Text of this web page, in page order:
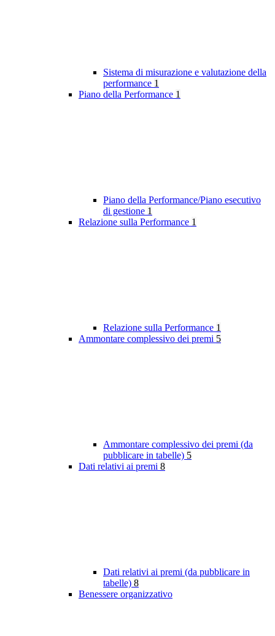
Sistema di misurazione e valutazione della
performance 1
Piano della Performance 1
Piano della Performance/Piano esecutivo
di gestione 1
Relazione sulla Performance 1
Relazione sulla Performance 1
Ammontare complessivo dei premi 5
Ammontare complessivo dei premi (da
pubblicare in tabelle) 5
Dati relativi ai premi 8
Dati relativi ai premi (da pubblicare in
tabelle) 8
Benessere organizzativo